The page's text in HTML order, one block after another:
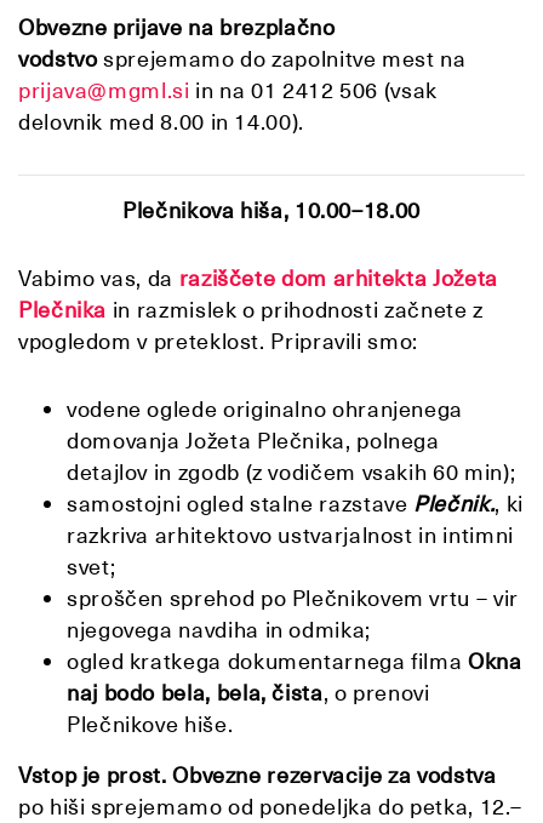
Obvezne prijave na brezplačno
vodstvosprejemamo do zapolnitve mest na
prijava@mgml.si in na 01 2412 506 (vsak
delovnik med 8.00 in 14.00).
Plečnikova hiša, 10.00–18.00
Vabimo vas, da raziščete dom arhitekta Jožeta
Plečnika in razmislek o prihodnosti začnete z
vpogledom v preteklost. Pripravili smo:
vodene oglede originalno ohranjenega
domovanja Jožeta Plečnika, polnega
detajlov in zgodb (z vodičem vsakih 60 min);
samostojni ogled stalne razstave Plečnik., ki
razkriva arhitektovo ustvarjalnost in intimni
svet;
sproščen sprehod po Plečnikovem vrtu – vir
njegovega navdiha in odmika;
ogled kratkega dokumentarnega filmaOkna
naj bodo bela, bela, čista, o prenovi
Plečnikove hiše.
Vstop je prost. Obvezne rezervacije za vodstva
po hiši sprejemamo od ponedeljka do petka, 12.–